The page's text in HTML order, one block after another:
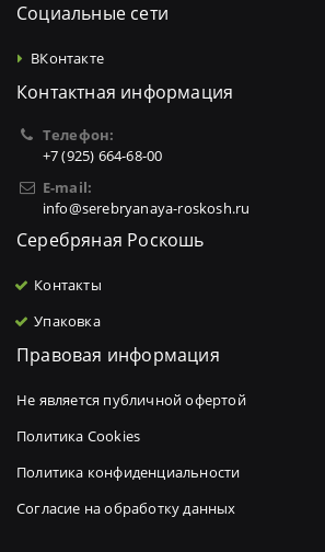
Социальные сети
ВКонтакте
Контактная информация
Телефон:
+7 (925) 664-68-00
E-mail:
info@serebryanaya-roskosh.ru
Серебряная Роскошь
Контакты
Упаковка
Правовая информация
Не является публичной офертой
Политика Cookies
Политика конфиденциальности
Согласие на обработку данных